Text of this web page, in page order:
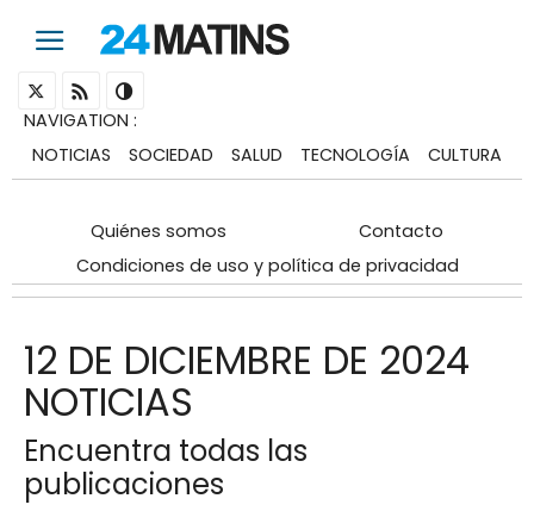
NAVIGATION :
NOTICIAS
SOCIEDAD SALUD TECNOLOGÍA CULTURA
Quiénes somos
Contacto
Condiciones de uso y política de privacidad
12 DE DICIEMBRE DE 2024
NOTICIAS
Encuentra todas las
publicaciones